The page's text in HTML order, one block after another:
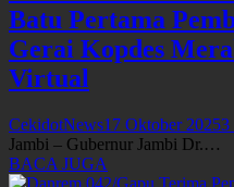
Batu Pertama
Gerai Kopdes
Virtual
CekidotNews17 Oktober 20253
Jambi – Gubernur Jambi Dr.…
BACA JUGA